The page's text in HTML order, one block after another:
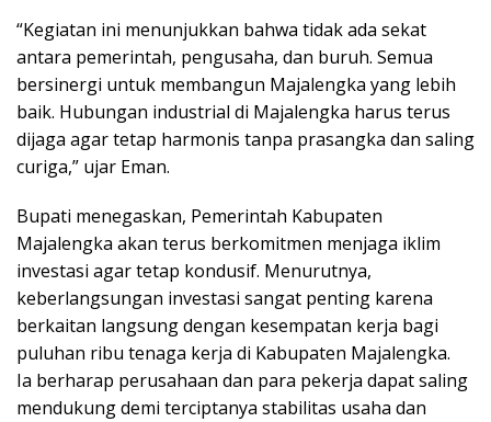
“Kegiatan ini menunjukkan bahwa tidak ada sekat
antara pemerintah, pengusaha, dan buruh. Semua
bersinergi untuk membangun Majalengka yang lebih
baik. Hubungan industrial di Majalengka harus terus
dijaga agar tetap harmonis tanpa prasangka dan saling
curiga,” ujar Eman.
Bupati menegaskan, Pemerintah Kabupaten
Majalengka akan terus berkomitmen menjaga iklim
investasi agar tetap kondusif. Menurutnya,
keberlangsungan investasi sangat penting karena
berkaitan langsung dengan kesempatan kerja bagi
puluhan ribu tenaga kerja di Kabupaten Majalengka.
Ia berharap perusahaan dan para pekerja dapat saling
mendukung demi terciptanya stabilitas usaha dan